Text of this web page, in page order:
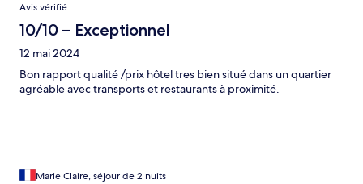
Avis vérifié
10/10 – Exceptionnel
12 mai 2024
Bon rapport qualité /prix hôtel tres bien situé dans un quartier
agréable avec transports et restaurants à proximité.
Marie Claire, séjour de 2 nuits